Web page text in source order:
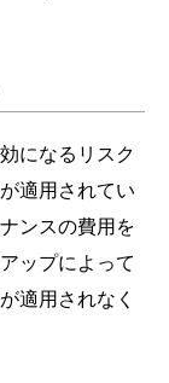
になるリスク
適用されてい
ンスの費用を
ップによって
適用されなく